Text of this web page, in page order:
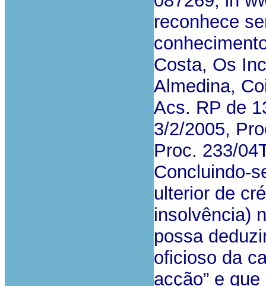
reconhece
Costa, Os
Almedina,
Acs. RP de
3/2/2005,
Proc. 233/
Concluindo-
ulterior de
insolvência)
possa
oficioso da
acção” e